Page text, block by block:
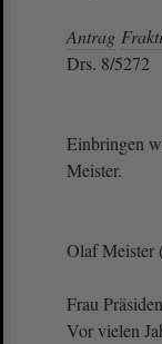
Antrag
Drs. 8/5272
Einbringen
Meister.
Olaf Meister
Frau
Vor vielen